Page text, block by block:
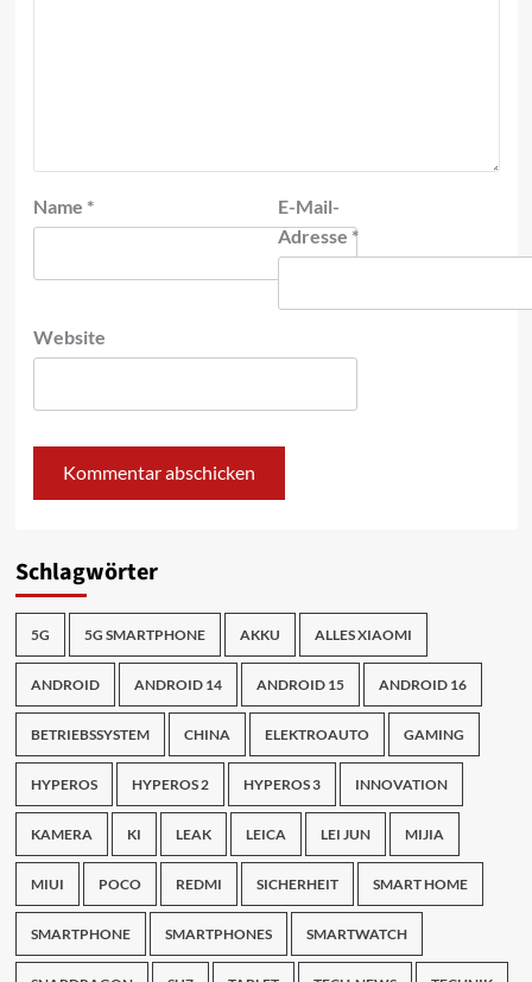
Name *
E-Mail-
Adresse*
Website
Schlagwörter
5G 5G SMARTPHONE AKKU ALLES XIAOMI
ANDROID ANDROID 14 ANDROID 15 ANDROID 16
BETRIEBSSYSTEM CHINA ELEKTROAUTO GAMING
HYPEROS HYPEROS 2 HYPEROS 3 INNOVATION
KAMERA KI LEAK LEICA LEI JUN MIJIA
MIUI POCO REDMI SICHERHEIT SMART HOME
SMARTPHONE SMARTPHONES SMARTWATCH